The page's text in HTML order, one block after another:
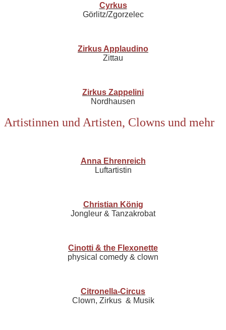
Cyrkus
Görlitz/Zgorzelec
Zirkus Applaudino
Zittau
Zirkus Zappelini
Nordhausen
Artistinnen und Artisten, Clowns und mehr
Anna Ehrenreich
Luftartistin
Christian König
Jongleur & Tanzakrobat
Cinotti & the Flexonette
physical comedy & clown
Citronella-Circus
Clown, Zirkus & Musik